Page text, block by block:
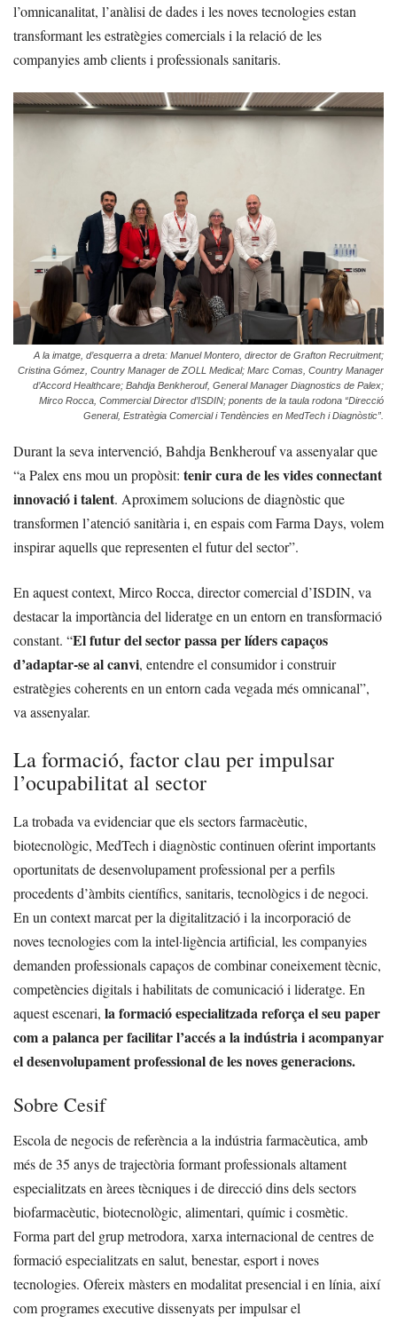
l’omnicanalitat, l’anàlisi de dades i les noves tecnologies estan
transformant les estratègies comercials i la relació de les
companyies amb clients i professionals sanitaris.
A la imatge, d’esquerra a dreta: Manuel Montero, director de Grafton Recruitment;
Cristina Gómez, Country Manager de ZOLL Medical; Marc Comas, Country Manager
d’Accord Healthcare; Bahdja Benkherouf, General Manager Diagnostics de Palex;
Mirco Rocca, Commercial Director d’ISDIN; ponents de la taula rodona “Direcció
General, Estratègia Comercial i Tendències en MedTech i Diagnòstic”.
Durant la seva intervenció, Bahdja Benkherouf va assenyalar que
“a Palex ens mou un propòsit: tenir cura de les vides connectant
innovació i talent. Aproximem solucions de diagnòstic que
transformen l’atenció sanitària i, en espais com Farma Days, volem
inspirar aquells que representen el futur del sector”.
En aquest context, Mirco Rocca, director comercial d’ISDIN, va
destacar la importància del lideratge en un entorn en transformació
constant. “El futur del sector passa per líders capaços
d’adaptar-se al canvi, entendre el consumidor i construir
estratègies coherents en un entorn cada vegada més omnicanal”,
va assenyalar.
La formació, factor clau per impulsar
l’ocupabilitat al sector
La trobada va evidenciar que els sectors farmacèutic,
biotecnològic, MedTech i diagnòstic continuen oferint importants
oportunitats de desenvolupament professional per a perfils
procedents d’àmbits científics, sanitaris, tecnològics i de negoci.
En un context marcat per la digitalització i la incorporació de
noves tecnologies com la intel·ligència artificial, les companyies
demanden professionals capaços de combinar coneixement tècnic,
competències digitals i habilitats de comunicació i lideratge. En
aquest escenari, la formació especialitzada reforça el seu paper
com a palanca per facilitar l’accés a la indústria i acompanyar
el desenvolupament professional de les noves generacions.
Sobre Cesif
Escola de negocis de referència a la indústria farmacèutica, amb
més de 35 anys de trajectòria formant professionals altament
especialitzats en àrees tècniques i de direcció dins dels sectors
biofarmacèutic, biotecnològic, alimentari, químic i cosmètic.
Forma part del grup metrodora, xarxa internacional de centres de
formació especialitzats en salut, benestar, esport i noves
tecnologies. Ofereix màsters en modalitat presencial i en línia, així
com programes executive dissenyats per impulsar el